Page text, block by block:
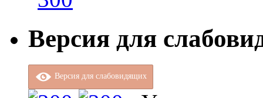
Версия для
Версия для слабовидящих